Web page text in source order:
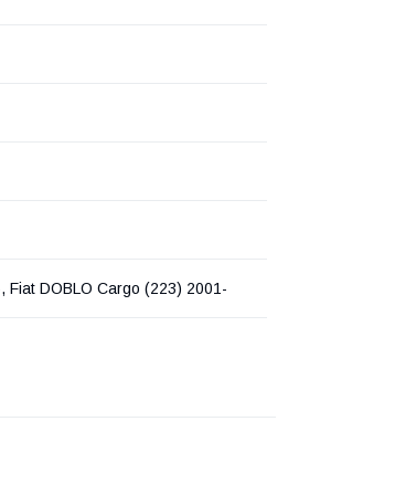
Fiat DOBLO Cargo (223) 2001-